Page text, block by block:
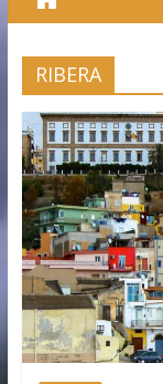
RIBERA